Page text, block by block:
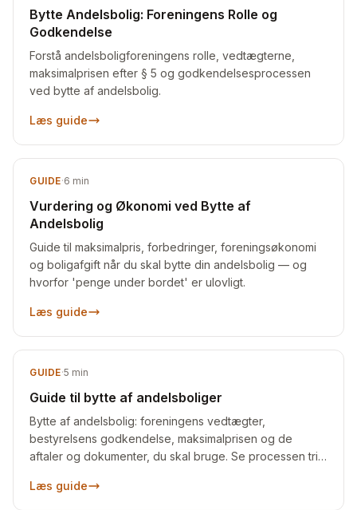
Bytte Andelsbolig: Foreningens Rolle og
Godkendelse
Forstå andelsboligforeningens rolle, vedtægterne,
maksimalprisen efter § 5 og godkendelsesprocessen
ved bytte af andelsbolig.
Læs guide
GUIDE·6 min
Vurdering og Økonomi ved Bytte af
Andelsbolig
Guide til maksimalpris, forbedringer, foreningsøkonomi
og boligafgift når du skal bytte din andelsbolig — og
hvorfor 'penge under bordet' er ulovligt.
Læs guide
GUIDE·5 min
Guide til bytte af andelsboliger
Bytte af andelsbolig: foreningens vedtægter,
bestyrelsens godkendelse, maksimalprisen og de
aftaler og dokumenter, du skal bruge. Se processen trin
Læs guide